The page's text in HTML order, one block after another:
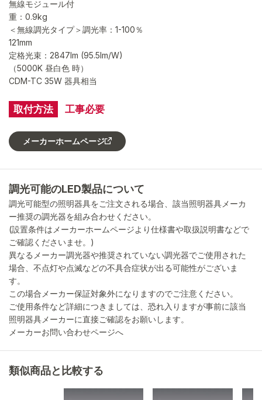
取付方法 工事必要
無線モジュール付
重：0.9kg
＜無線調光タイプ＞調光率：1-100％
121mm
定格光束：2847lm (95.5lm/W)
（5000K 昼白色 時）
CDM-TC 35W 器具相当
メーカーホームページ
調光可能のLED製品について
調光可能型の照明器具をご注文される場合、該当照明器具メーカ
ー推奨の調光器を組み合わせください。
(設置条件はメーカーホームページより仕様書や取扱説明書などで
ご確認くださいませ。)
異なるメーカー調光器や推奨されていない調光器でご使用された
場合、不点灯や点滅などの不具合症状が出る可能性がございま
す。
この場合メーカー保証対象外になりますのでご注意ください。
ご使用条件など詳細につきましては、恐れ入りますが事前に該当
照明器具メーカーに直接ご確認をお願いします。
メーカーお問い合わせページへ
類似商品と比較する